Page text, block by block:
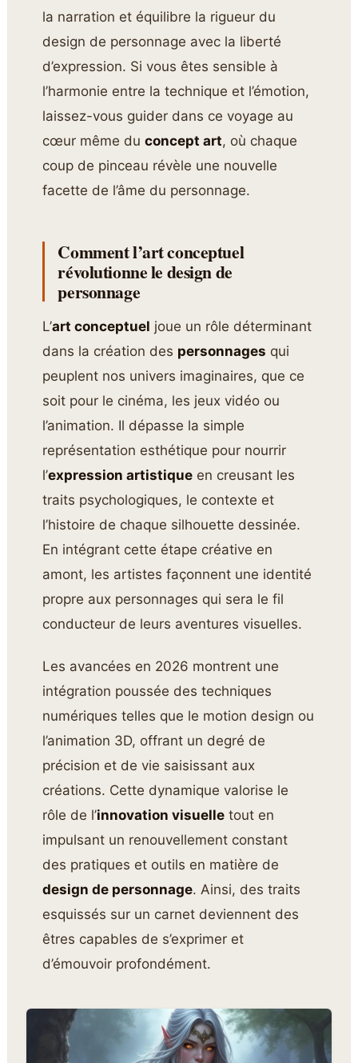
la narration et équilibre la rigueur du
design de personnage avec la liberté
d’expression. Si vous êtes sensible à
l’harmonie entre la technique et l’émotion,
laissez-vous guider dans ce voyage au
cœur même duconcept art, où chaque
coup de pinceau révèle une nouvelle
facette de l’âme du personnage.
Comment l’art conceptuel
révolutionne le design de
personnage
L’art conceptuel joue un rôle déterminant
dans la création des personnages qui
peuplent nos univers imaginaires, que ce
soit pour le cinéma, les jeux vidéo ou
l’animation. Il dépasse la simple
représentation esthétique pour nourrir
l’expression artistique en creusant les
traits psychologiques, le contexte et
l’histoire de chaque silhouette dessinée.
En intégrant cette étape créative en
amont, les artistes façonnent une identité
propre aux personnages qui sera le fil
conducteur de leurs aventures visuelles.
Les avancées en 2026 montrent une
intégration poussée des techniques
numériques telles que le motion design ou
l’animation 3D, offrant un degré de
précision et de vie saisissant aux
créations. Cette dynamique valorise le
rôle de l’innovation visuelle tout en
impulsant un renouvellement constant
des pratiques et outils en matière de
design de personnage. Ainsi, des traits
esquissés sur un carnet deviennent des
êtres capables de s’exprimer et
d’émouvoir profondément.